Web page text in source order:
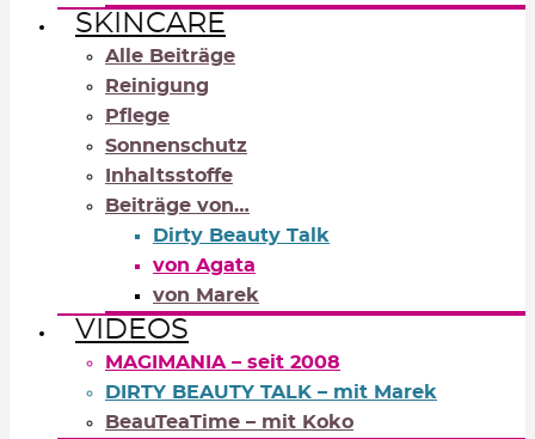
SKINCARE
Alle Beiträge
Reinigung
Pflege
Sonnenschutz
Inhaltsstoffe
Beiträge von…
Dirty Beauty Talk
von Agata
von Marek
VIDEOS
MAGIMANIA – seit 2008
DIRTY BEAUTY TALK – mit Marek
BeauTeaTime – mit Koko